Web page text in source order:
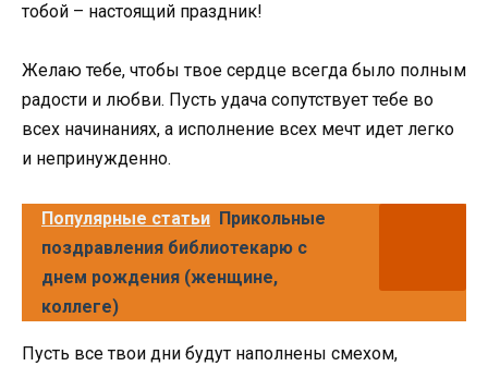
тобой – настоящий праздник!
Желаю тебе, чтобы твое сердце всегда было полным
радости и любви. Пусть удача сопутствует тебе во
всех начинаниях, а исполнение всех мечт идет легко
и непринужденно.
Популярные статьи Прикольные
поздравления библиотекарю с
днем рождения (женщине,
коллеге)
Пусть все твои дни будут наполнены смехом,